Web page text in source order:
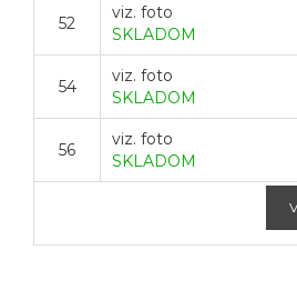
52
viz. foto
SKLADOM
54
viz. foto
SKLADOM
56
viz. foto
SKLADOM